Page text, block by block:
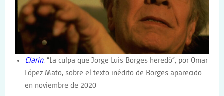
Clarín: “La culpa que Jorge Luis Borges heredó”, por Omar
López Mato, sobre el texto inédito de Borges aparecido
en noviembre de 2020